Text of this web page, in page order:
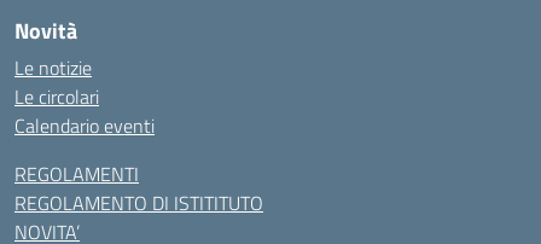
Novità
Le notizie
Le circolari
Calendario eventi
REGOLAMENTI
REGOLAMENTO DI ISTITITUTO
NOVITA’